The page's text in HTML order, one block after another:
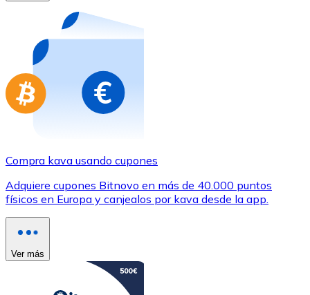
Compra tarjetas regalo de tus marcas favoritas con
Ir a la tienda de tarjetas regalo
Compra kava usando cupones
Adquiere cupones Bitnovo en más de 40.000 puntos
físicos en Europa y canjealos por kava desde la app.
Ver más